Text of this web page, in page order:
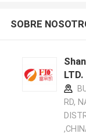
SOBRE
RD,